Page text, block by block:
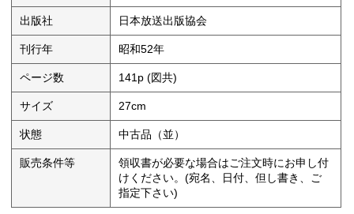
出版社 日本放送出版協会
刊行年 昭和52年
ページ数 141p (図共)
サイズ 27cm
状態 中古品（並）
販売条件等
領収書が必要な場合はご注文時にお申し付
けください。(宛名、日付、但し書き、ご
指定下さい)